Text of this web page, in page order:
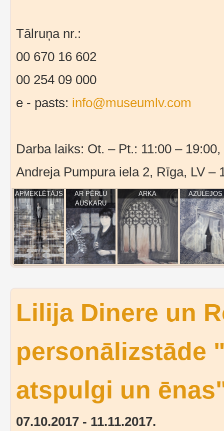
Tālruņa nr.:
00 670 16 602
00 254 09 000
e - pasts: info@museumlv.com
Darba laiks: Ot. – Pt.: 11:00 –
Andreja Pumpura iela 2, Rīga, LV –
APMEKLĒTĀJS
AR PĒRĻU
AUSKARU
ARKA AZULEJOS
Lilija Dinere un
personālizstāde
atspulgi un
07.10.2017 - 11.11.2017.